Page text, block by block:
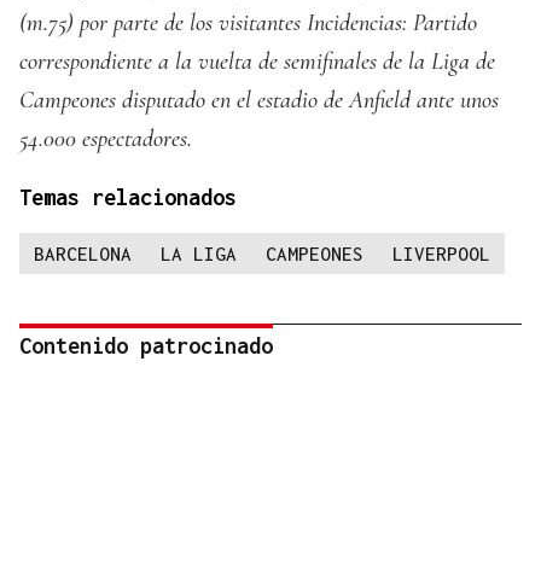
(m.75) por parte de los visitantes Incidencias: Partido
correspondiente a la vuelta de semifinales de la Liga de
Campeones disputado en el estadio de Anfield ante unos
54.000 espectadores.
Temas relacionados
BARCELONA LA LIGA CAMPEONES LIVERPOOL
Contenido patrocinado